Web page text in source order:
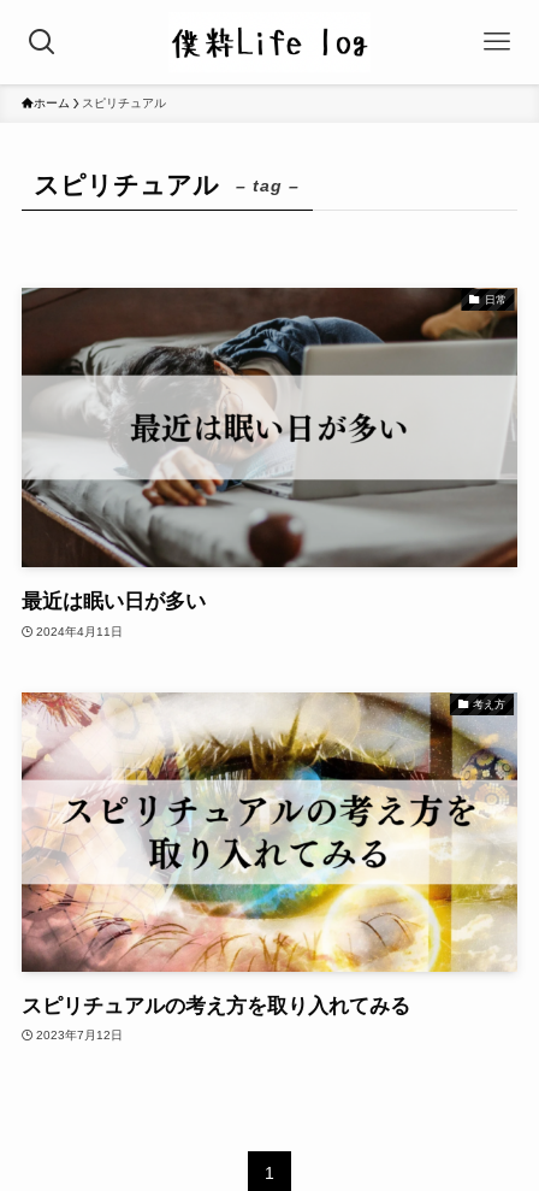
ホーム スピリチュアル
スピリチュアル – tag –
日常
最近は眠い日が多い
2024年4月11日
考え方
スピリチュアルの考え方を取り入れてみる
2023年7月12日
1